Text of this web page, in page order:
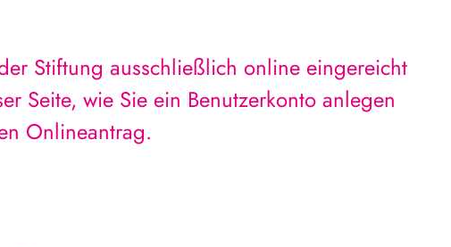
Stiftung ausschließlich online eingereicht
Seite, wie Sie ein Benutzerkonto anlegen
Onlineantrag.